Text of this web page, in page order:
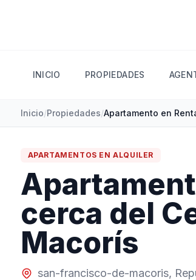
INICIO PROPIEDADES
Inicio/Propiedades/
APARTAMENTOS ENALQUILER
cerca del
Macorís
san-francisco-de-macoris,